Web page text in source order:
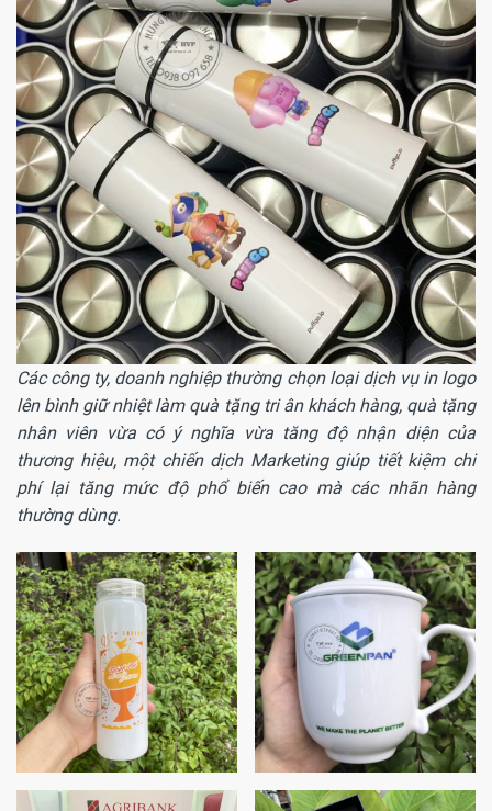
Các công ty, doanh nghiệp thường chọn loại dịch vụ in logo
lên bình giữ nhiệt làm quà tặng tri ân khách hàng, quà tặng
nhân viên vừa có ý nghĩa vừa tăng độ nhận diện của
thương hiệu, một chiến dịch Marketing giúp tiết kiệm chi
phí lại tăng mức độ phổ biến cao mà các nhãn hàng
thường dùng.